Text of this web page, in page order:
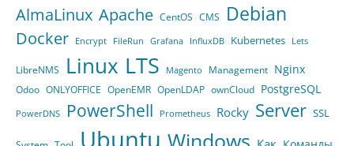
AlmaLinux Apache CentOS CMS Debian
Docker Encrypt FileRun Grafana InfluxDB Kubernetes Lets
LibreNMS Linux LTS Magento Management Nginx
Odoo ONLYOFFICE OpenEMR OpenLDAP ownCloud PostgreSQL
PowerDNS PowerShell Prometheus Rocky Server SSL
Ubuntu Windows